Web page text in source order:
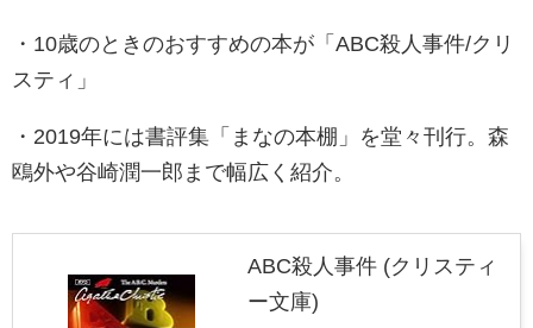
・10歳のときのおすすめの本が「ABC殺人事件/クリ
スティ」
・2019年には書評集「まなの本棚」を堂々刊行。森
鴎外や谷崎潤一郎まで幅広く紹介。
ABC殺人事件 (クリスティ
ー文庫)